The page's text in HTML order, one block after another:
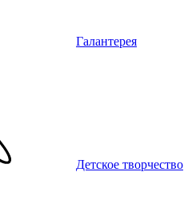
Галантерея
Детское творчество